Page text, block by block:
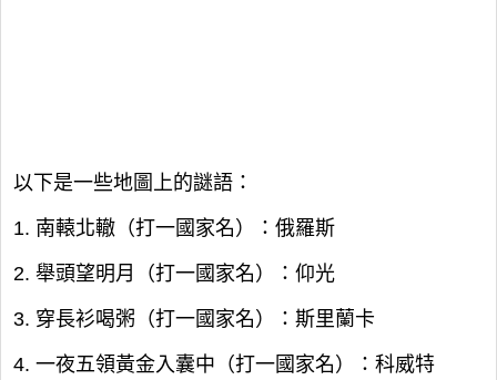
以下是一些地圖上的謎語：
1. 南轅北轍（打一國家名）：俄羅斯
2. 舉頭望明月（打一國家名）：仰光
3. 穿長衫喝粥（打一國家名）：斯里蘭卡
4. 一夜五領黃金入囊中（打一國家名）：科威特